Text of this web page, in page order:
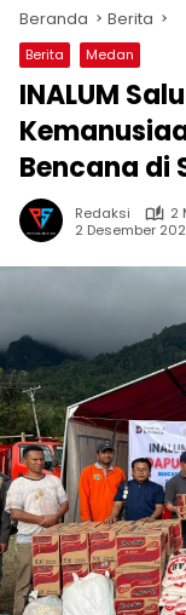
Beranda Berita
Berita Medan
INALUM
Bencana di
Redaksi
2
2 Desember